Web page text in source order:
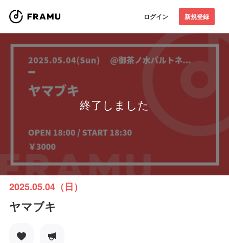
ログイン 新規登録
終了しました
2025.05.04（日）
ヤマブキ